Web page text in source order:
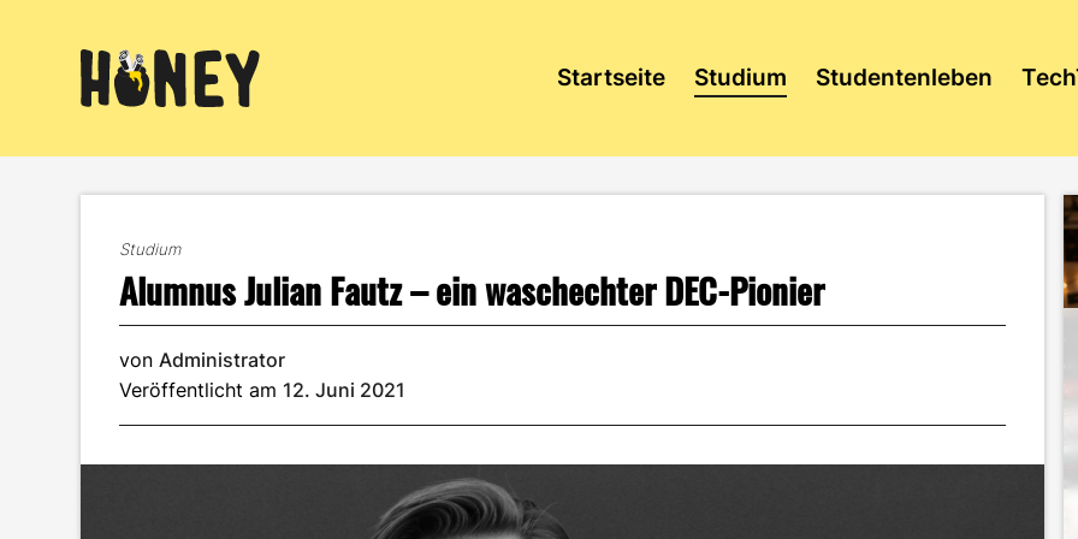
Startseite Studium Studentenleben
Studium
Alumnus Julian Fautz – ein waschechter DEC-Pionier
vonAdministrator
Veröffentlicht am 12. Juni 2021